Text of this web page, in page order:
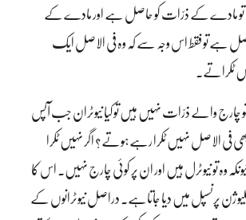
مادے کے ذرّات کو حاصل ہے اور مادے کے
ہے تو فقط اس وجہ سے کہ وہ فی الاصل ایک
ٹکراتے۔
چارج والے ذرّات نہیں ہیں تو کیا نیوٹران جب آپس
فی الاصل نہیں ٹکرا رہےہوتے؟ اگر نہیں ٹکرا
وہ تو نیوٹرل ہیں اور ان پر کوئی چارج نہیں۔ اس کا
پرنسپل میں دیا جاتاہے۔ دراصل نیوٹرانوں کے